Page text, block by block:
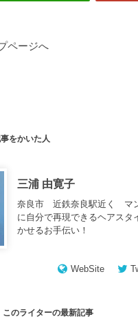
ページへ
をかいた人
三浦 由寛子
奈良市 近鉄奈良駅近く マン
に自分で再現できるヘアス
かせるお手伝い！
WebSite
このライターの最新記事